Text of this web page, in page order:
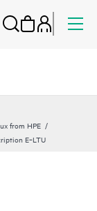
from HPE
E‑LTU